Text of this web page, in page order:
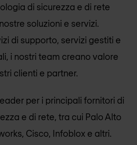
di sicurezza e di rete
soluzioni e servizi.
di supporto, servizi gestiti e
i nostri team creano valore
clienti e partner.
per i principali fornitori di
e di rete, tra cui Palo Alto
Cisco, Infoblox e altri.